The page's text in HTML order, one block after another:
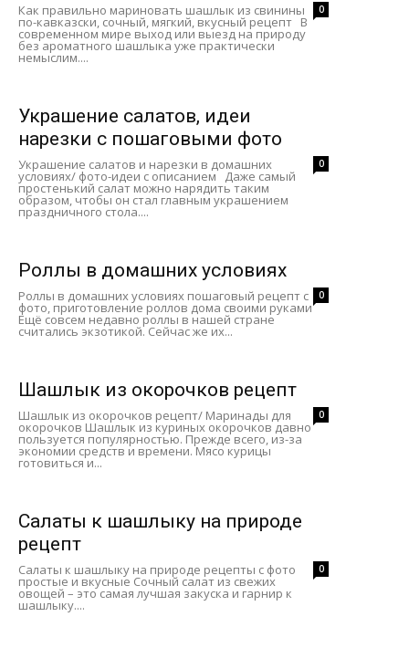
0
Как правильно мариновать шашлык из свинины
по-кавказски, сочный, мягкий, вкусный рецепт В
современном мире выход или выезд на природу
без ароматного шашлыка уже практически
немыслим....
Украшение салатов, идеи
нарезки с пошаговыми фото
0
Украшение салатов и нарезки в домашних
условиях/ фото-идеи с описанием Даже самый
простенький салат можно нарядить таким
образом, чтобы он стал главным украшением
праздничного стола....
Роллы в домашних условиях
0
Роллы в домашних условиях пошаговый рецепт с
фото, приготовление роллов дома своими руками
Ещё совсем недавно роллы в нашей стране
считались экзотикой. Сейчас же их...
Шашлык из окорочков рецепт
0
Шашлык из окорочков рецепт/ Маринады для
окорочков Шашлык из куриных окорочков давно
пользуется популярностью. Прежде всего, из-за
экономии средств и времени. Мясо курицы
готовиться и...
Салаты к шашлыку на природе
рецепт
0
Салаты к шашлыку на природе рецепты с фото
простые и вкусные Сочный салат из свежих
овощей – это самая лучшая закуска и гарнир к
шашлыку....